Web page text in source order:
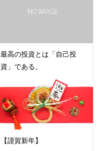
最高の投資とは「自己投
資」である。
【謹賀新年】